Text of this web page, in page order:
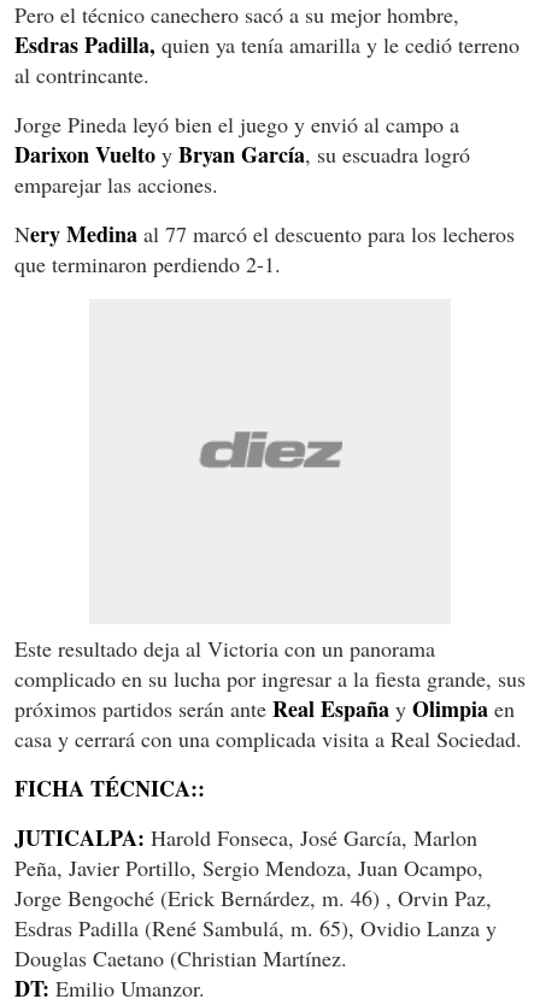
Pero el técnico canechero sacó a su mejor hombre,
Esdras Padilla, quien ya tenía amarilla y le cedió terreno
al contrincante.
Jorge Pineda leyó bien el juego y envió al campo a
Darixon Vuelto y Bryan García, su escuadra logró
emparejar las acciones.
Nery Medina al 77 marcó el descuento para los lecheros
que terminaron perdiendo 2-1.
Este resultado deja al Victoria con un panorama
complicado en su lucha por ingresar a la fiesta grande, sus
próximos partidos serán ante Real España y Olimpia en
casa y cerrará con una complicada visita a Real Sociedad.
FICHA TÉCNICA::
JUTICALPA: Harold Fonseca, José García, Marlon
Peña, Javier Portillo, Sergio Mendoza, Juan Ocampo,
Jorge Bengoché (Erick Bernárdez, m. 46) , Orvin Paz,
Esdras Padilla (René Sambulá, m. 65), Ovidio Lanza y
Douglas Caetano (Christian Martínez.
DT: Emilio Umanzor.